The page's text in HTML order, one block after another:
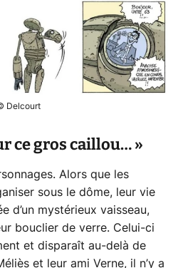
Delcourt
ce gros caillou… »
Alors que les
sous le dôme, leur vie
d’un mystérieux vaisseau,
bouclier de verre. Celui-ci
et disparaît au-delà de
et leur ami Verne, il n’y a